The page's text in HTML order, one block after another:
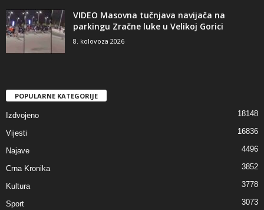
VIDEO Masovna tučnjava navijača na
parkingu Zračne luke u Velikoj Gorici
8. kolovoza 2026
POPULARNE KATEGORIJE
Izdvojeno 18148
Vijesti 16836
Najave 4496
Crna Kronika 3852
Kultura 3778
Sport 3073